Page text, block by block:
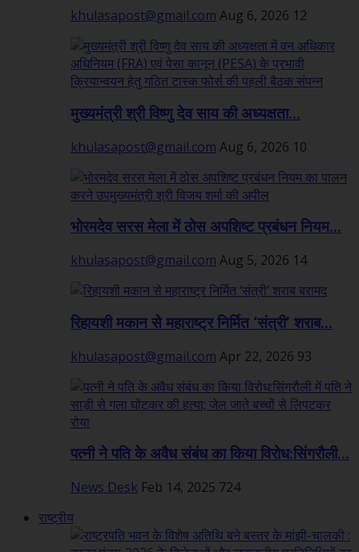
khulasapost@gmail.com Aug 6, 2026 12
मुख्यमंत्री श्री विष्णु देव साय की अध्यक्षता...
khulasapost@gmail.com Aug 6, 2026 10
भोरमदेव सरस मेला में ठोस अपशिष्ट प्रबंधन नियम...
khulasapost@gmail.com Aug 5, 2026 14
रिहायशी मकान से महाराष्ट्र निर्मित ‘संत्री’ शराब...
khulasapost@gmail.com Apr 22, 2026 93
पत्नी ने पति के अवैध संबंध का किया विरोध:सिंगरौली...
News Desk Feb 14, 2025 724
राष्ट्रीय